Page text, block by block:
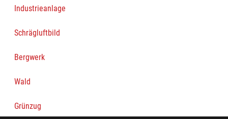
Industrieanlage
Schrägluftbild
Bergwerk
Wald
Grünzug